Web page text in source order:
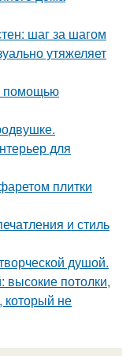
шаг за шагом
утяжеляет
помощью
для
плитки
и стиль
душой.
высокие потолки,
который не